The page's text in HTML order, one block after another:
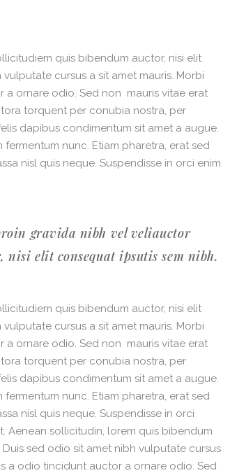
quis bibendum auctor, nisi elit
cursus a sit amet mauris. Morbi
a ornare odio. Sed non mauris vitae erat
torquent per conubia nostra, per
dapibus condimentum sit amet a augue.
nunc. Etiam pharetra, erat sed
nisl quis neque. Suspendisse in orci enim
gravida nibh vel veliauctor
elit consequat ipsutis sem nibh.
quis bibendum auctor, nisi elit
cursus a sit amet mauris. Morbi
a ornare odio. Sed non mauris vitae erat
torquent per conubia nostra, per
dapibus condimentum sit amet a augue.
nunc. Etiam pharetra, erat sed
nisl quis neque. Suspendisse in orci
Aenean sollicitudin, lorem quis bibendum
sed odio sit amet nibh vulputate cursus
a odio tincidunt auctor a ornare odio. Sed